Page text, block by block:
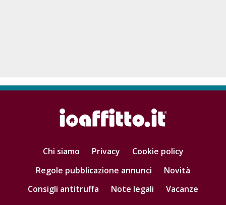
Chi siamo Privacy
Cookie policy
Regole pubblicazione annunci
Novità
Consigli antitruffa
Note legali
Vacanze